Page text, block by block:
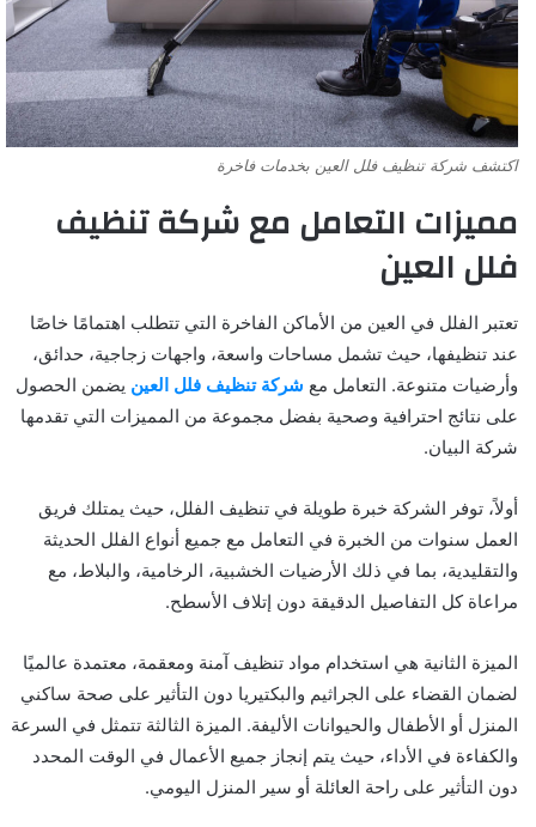
اكتشف شركة تنظيف فلل العين بخدمات فاخرة
مميزات التعامل مع شركة تنظيف
فلل العين
تعتبر الفلل في العين من الأماكن الفاخرة التي تتطلب اهتمامًا خاصًا
عند تنظيفها، حيث تشمل مساحات واسعة، واجهات زجاجية، حدائق،
وأرضيات متنوعة. التعامل مع شركة تنظيف فلل العين يضمن الحصول
على نتائج احترافية وصحية بفضل مجموعة من المميزات التي تقدمها
شركة البيان.
أولاً، توفر الشركة خبرة طويلة في تنظيف الفلل، حيث يمتلك فريق
العمل سنوات من الخبرة في التعامل مع جميع أنواع الفلل الحديثة
والتقليدية، بما في ذلك الأرضيات الخشبية، الرخامية، والبلاط، مع
مراعاة كل التفاصيل الدقيقة دون إتلاف الأسطح.
الميزة الثانية هي استخدام مواد تنظيف آمنة ومعقمة، معتمدة عالميًا
لضمان القضاء على الجراثيم والبكتيريا دون التأثير على صحة ساكني
المنزل أو الأطفال والحيوانات الأليفة. الميزة الثالثة تتمثل في السرعة
والكفاءة في الأداء، حيث يتم إنجاز جميع الأعمال في الوقت المحدد
دون التأثير على راحة العائلة أو سير المنزل اليومي.